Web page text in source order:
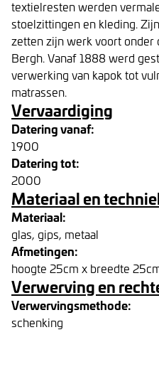
textielresten werden
stoelzittingen en kleding.
zetten zijn werk voort onder
Bergh. Vanaf 1888 werd
verwerking van kapok tot
matrassen.
Vervaardiging
Datering vanaf:
1900
Datering tot:
2000
Materiaal en
Materiaal:
glas, gips, metaal
Afmetingen:
hoogte 25cm x breedte
Verwerving en
Verwervingsmethode:
schenking